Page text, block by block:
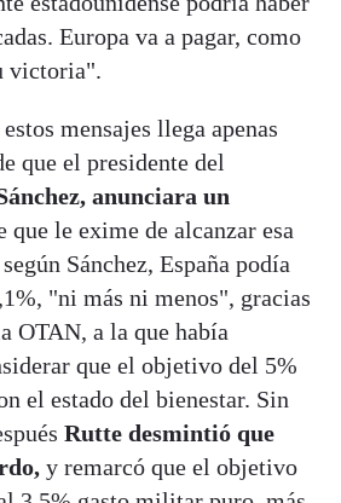
Europa va a pagar, como
victoria".
mensajes llega apenas
que el presidente del
anunciara un
que le exime de alcanzar esa
Sánchez, España podía
"ni más ni menos", gracias
OTAN, a la que había
que el objetivo del 5%
el estado del bienestar. Sin
Rutte desmintió que
y remarcó que el objetivo